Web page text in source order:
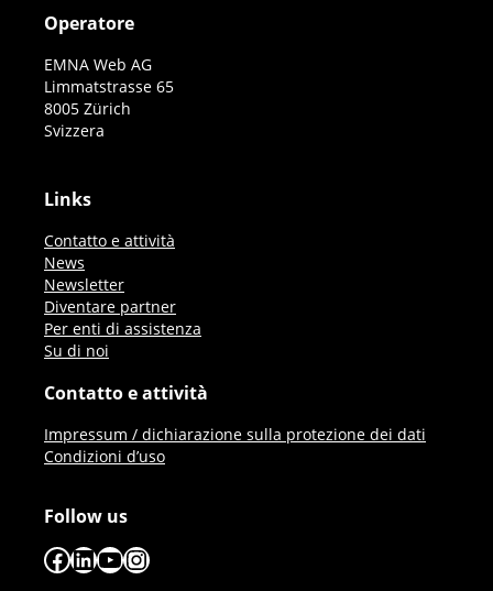
Operatore
EMNA Web AG
Limmatstrasse 65
8005 Zürich
Svizzera
Links
Contatto e attività
News
Newsletter
Diventare partner
Per enti di assistenza
Su di noi
Contatto e attività
Impressum / dichiarazione sulla protezione dei dati
Condizioni d’uso
Follow us
Facebook
LinkedIn
YouTube
Instagram